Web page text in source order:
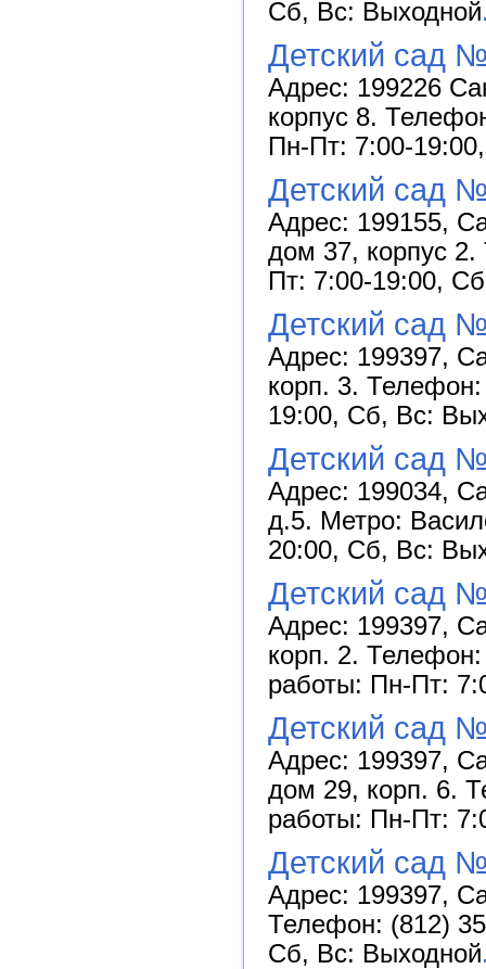
Сб, Вс: Выходной
Детский сад
Адрес: 199226
корпус 8.
Пн-Пт: 7:00-
Детский сад
Адрес: 199155,
дом 37, корпус
Пт: 7:00-19:00,
Детский сад
Адрес: 199397,
корп. 3.
19:00, Сб, Вс:
Детский сад
Адрес: 199034,
д.5. Метро:
20:00, Сб, Вс:
Детский сад
Адрес: 199397,
корп. 2.
работы: Пн-Пт:
Детский сад
Адрес: 199397,
дом 29, корп. 6.
работы: Пн-Пт:
Детский сад
Адрес: 199397,
Телефон: (812)
Сб, Вс: Выходной